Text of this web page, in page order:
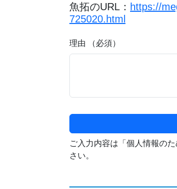
魚拓のURL： https://
725020.html
理由 （必須）
ご入力内容は「個人情報の
さい。